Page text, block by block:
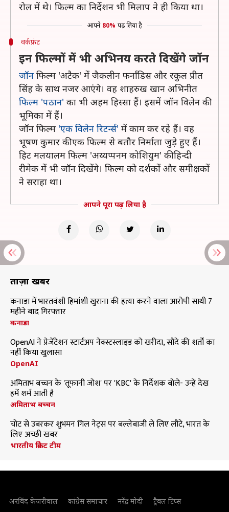
रोल में थे। फिल्म का निर्देशन भी मिलाप ने ही किया था।
आपने 80% पढ़ लिया है
वर्कफ्रंट
इन फिल्मों में भी अभिनय करते दिखेंगे जॉन
जॉन फिल्म 'अटैक' में जैकलीन फर्नांडिस और रकुल प्रीत
सिंह के साथ नजर आएंगे। वह शाहरुख खान अभिनीत
फिल्म 'पठान' का भी अहम हिस्सा हैं। इसमें जॉन विलेन की
भूमिका में हैं।
जॉन फिल्म 'एक विलेन रिटर्न्स' में काम कर रहे हैं। वह
भूषण कुमार की एक फिल्म से बतौर निर्माता जुड़े हुए हैं।
हिट मलयालम फिल्म 'अय्यप्पनम कोशियुम' की हिन्दी
रीमेक में भी जॉन दिखेंगे। फिल्म को दर्शकों और समीक्षकों
ने सराहा था।
आपने पूरा पढ़ लिया है
ताज़ा खबरें
कनाडा में भारतवंशी हिमांशी खुराना की हत्या करने वाला आरोपी साथी 7
महीने बाद गिरफ्तार
कनाडा
OpenAI ने प्रेजेंटेशन स्टार्टअप नेक्स्टस्लाइड को खरीदा, सौदे की शर्तों का
नहीं किया खुलासा
OpenAI
अमिताभ बच्चन के 'तूफानी जोश' पर 'KBC' के निर्देशक बोले- उन्हें देख
हमें शर्म आती है
अमिताभ बच्चन
चोट से उबरकर शुभमन गिल नेट्स पर बल्लेबाजी ले लिए लौटे, भारत के
लिए अच्छी खबर
भारतीय क्रिकेट टीम
अरविंद केजरीवाल कांग्रेस समाचार नरेंद्र मोदी ट्रैवल टिप्स